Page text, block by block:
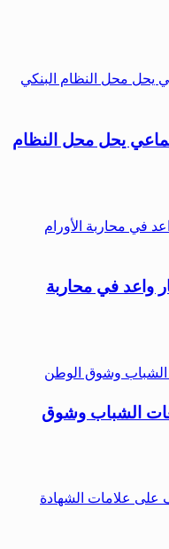
يحل محل النظام
واعد في محاربة
الشباب وشوق